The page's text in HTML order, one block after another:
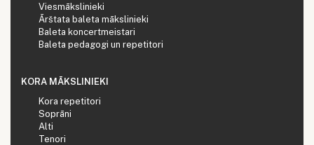
Viesmākslinieki
Ārštata baleta mākslinieki
Baleta koncertmeistari
Baleta pedagogi un repetitori
KORA MĀKSLINIEKI
Kora repetitori
Soprāni
Alti
Tenori